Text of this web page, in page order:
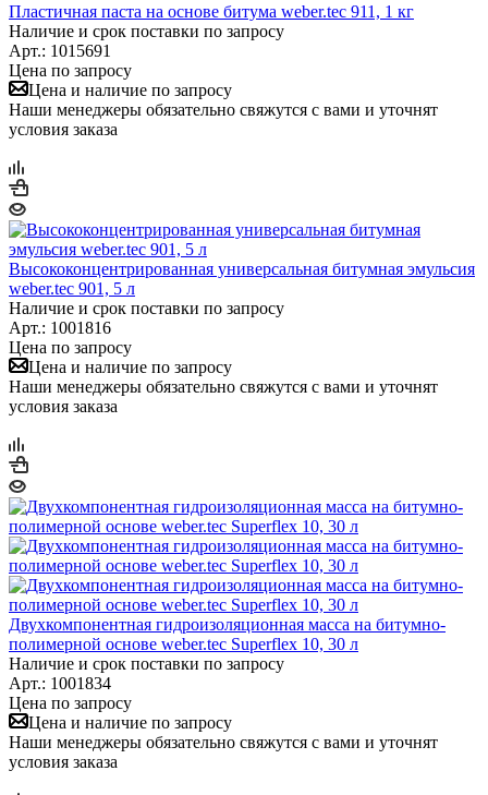
Пластичная паста на основе битума weber.tec 911, 1 кг
Наличие и срок поставки по запросу
Арт.: 1015691
Цена по запросу
Цена и наличие по запросу
Наши менеджеры обязательно свяжутся с вами и уточнят
условия заказа
Высококонцентрированная универсальная битумная эмульсия
weber.tec 901, 5 л
Наличие и срок поставки по запросу
Арт.: 1001816
Цена по запросу
Цена и наличие по запросу
Наши менеджеры обязательно свяжутся с вами и уточнят
условия заказа
Двухкомпонентная гидроизоляционная масса на битумно-
полимерной основе weber.tec Superflex 10, 30 л
Наличие и срок поставки по запросу
Арт.: 1001834
Цена по запросу
Цена и наличие по запросу
Наши менеджеры обязательно свяжутся с вами и уточнят
условия заказа